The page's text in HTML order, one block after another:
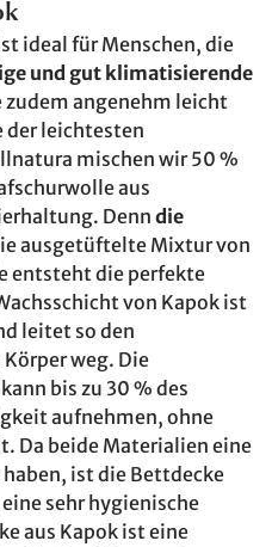
ideal für Menschen, die
und gut klimatisierende
zudem angenehm leicht
der leichtesten
mischen wir 50 %
aus
Denn die
ausgetüftelte Mixtur von
entsteht die perfekte
von Kapok ist
leitet so den
weg. Die
bis zu 30 % des
aufnehmen, ohne
Da beide Materialien eine
haben, ist die Bettdecke
sehr hygienische
aus Kapok ist eine